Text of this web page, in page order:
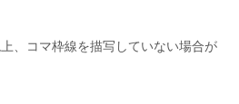
、コマ枠線を描写していない場合が